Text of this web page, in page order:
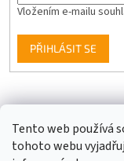
Tento web používá
tohoto webu
Vložením e-mailu
PŘIHLÁSIT SE
Facebook